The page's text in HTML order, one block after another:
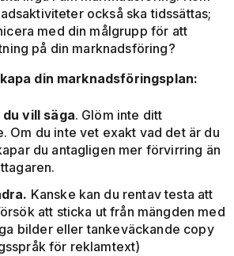
också ska tidssättas;
med din målgrupp för att
på din marknadsföring?
din marknadsföringsplan:
vill säga. Glöm inte ditt
Om du inte vet exakt vad det är du
du antagligen mer förvirring än
Kanske kan du rentav testa att
att sticka ut från mängden med
bilder eller tankeväckande copy
för reklamtext)